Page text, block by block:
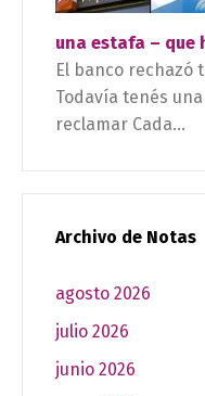
una estafa – que
El banco rechazó
Todavía tenés
reclamar Cada...
Archivo de Notas
agosto 2026
julio 2026
junio 2026